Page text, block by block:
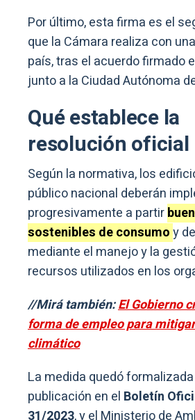
Por último, esta firma es el
que la Cámara realiza con
país, tras el acuerdo firmado
junto a la Ciudad Autónoma
Qué establece la
resolución oficial
Según la normativa, los
público nacional deberán
progresivamente a partir
sostenibles de consumoy
mediante el manejo y la
recursos utilizados en los
//Mirá también:El Gobierno
forma de empleo para
climático
La medida quedó
publicación en el Boletín
31/2023, y el Ministerio de